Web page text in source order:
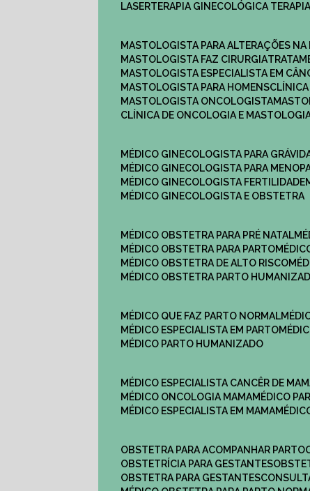
LASERTERAPIA GINECOLÓGICA TERAPIA
MASTOLOGISTA PARA ALTERAÇÕES
MASTOLOGISTA FAZ CIRURGIA
MASTOLOGISTA ESPECIALISTA EM
MASTOLOGISTA PARA HOMENS
MASTOLOGISTA ONCOLOGISTA
CLÍNICA DE ONCOLOGIA E
MÉDICO GINECOLOGISTA PARA
MÉDICO GINECOLOGISTA PARA
MÉDICO GINECOLOGISTA FERTILIDADE
MÉDICO GINECOLOGISTA E OBSTETRA
MÉDICO OBSTETRA PARA PRÉ NATAL
MÉDICO OBSTETRA PARA PARTO
MÉDICO OBSTETRA DE ALTO RISCO
MÉDICO OBSTETRA PARTO
MÉDICO QUE FAZ PARTO NORMAL
MÉDICO ESPECIALISTA EM PARTO
MÉDICO PARTO HUMANIZADO
MÉDICO ESPECIALISTA CANCÊR DE
MÉDICO ONCOLOGIA MAMA
MÉDICO
MÉDICO ESPECIALISTA EM MAMA
OBSTETRA PARA ACOMPANHAR PARTO
OBSTETRÍCIA PARA GESTANTES
OBSTETRA PARA GESTANTES